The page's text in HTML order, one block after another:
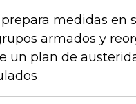
medidas en
armados y
un plan de